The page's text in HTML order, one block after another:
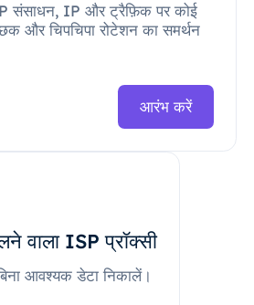
संसाधन, IP और ट्रैफ़िक पर कोई
और चिपचिपा रोटेशन का समर्थन
आरंभ करें
वाला ISP प्रॉक्सी
आवश्यक डेटा निकालें।